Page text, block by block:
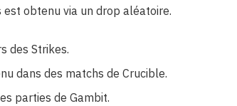
obtenu via un drop aléatoire.
des Strikes.
dans des matchs de Crucible.
parties de Gambit.